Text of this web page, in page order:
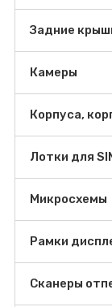
Задние
Камеры
Корпуса,
Лотки для
Микросхемы
Рамки
Сканеры